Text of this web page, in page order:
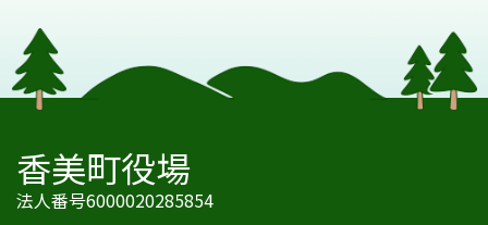
香美町役場
法人番号6000020285854